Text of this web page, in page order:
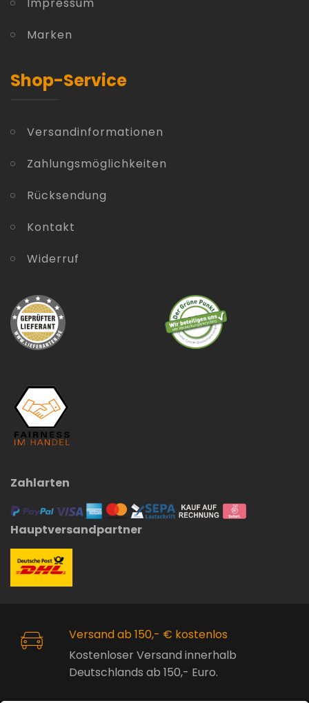
Marken
Shop-Service
Versandinformationen
Zahlungsmöglichkeiten
Rücksendung
Kontakt
Widerruf
Zahlarten
Hauptversandpartner
Versand ab 150,- € kostenlos
Kostenloser Versand innerhalb
Deutschlands ab 150,- Euro.